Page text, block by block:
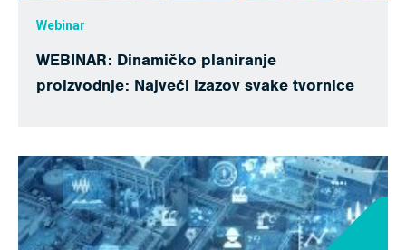
Webinar
WEBINAR: Dinamičko planiranje
proizvodnje: Najveći izazov svake tvornice